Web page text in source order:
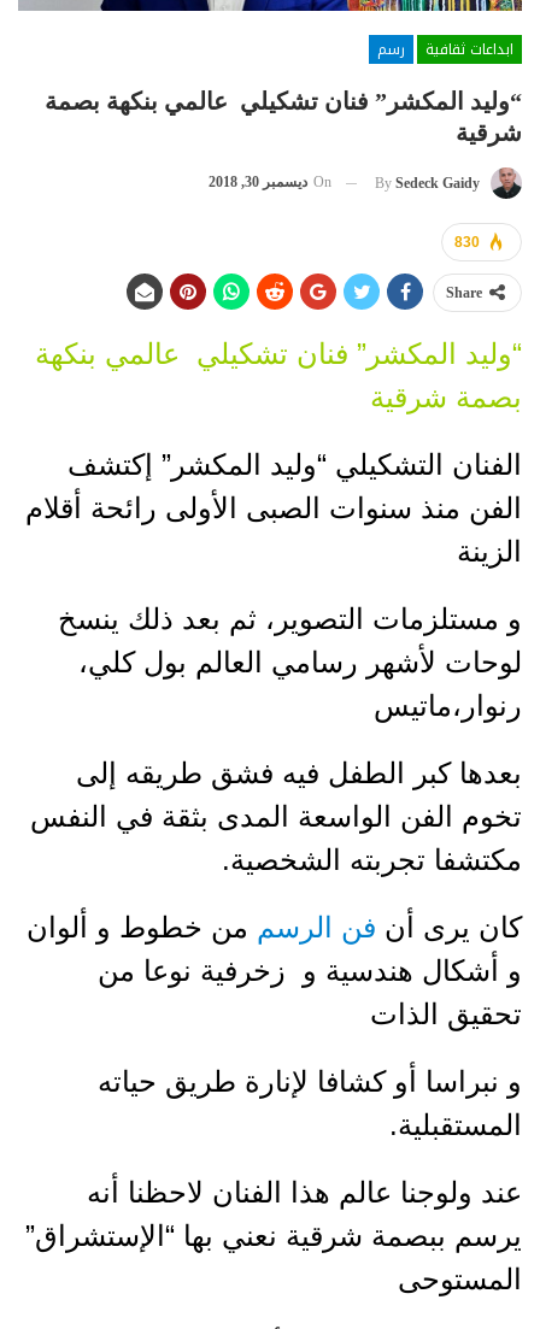
ابداعات ثقافية
رسم
“وليد المكشر” فنان تشكيلي عالمي بنكهة بصمة
شرقية
By Sedeck Gaidy
On ديسمبر 30, 2018
830
Share
“وليد المكشر” فنان تشكيلي عالمي بنكهة
بصمة شرقية
الفنان التشكيلي “وليد المكشر” إكتشف
الفن منذ سنوات الصبى الأولى رائحة أقلام
الزينة
و مستلزمات التصوير، ثم بعد ذلك ينسخ
لوحات لأشهر رسامي العالم بول كلي،
رنوار،ماتيس
بعدها كبر الطفل فيه فشق طريقه إلى
تخوم الفن الواسعة المدى بثقة في النفس
مكتشفا تجربته الشخصية.
كان يرى أن فن الرسم من خطوط و ألوان
و أشكال هندسية و زخرفية نوعا من
تحقيق الذات
و نبراسا أو كشافا لإنارة طريق حياته
المستقبلية.
عند ولوجنا عالم هذا الفنان لاحظنا أنه
يرسم ببصمة شرقية نعني بها “الإستشراق”
المستوحى